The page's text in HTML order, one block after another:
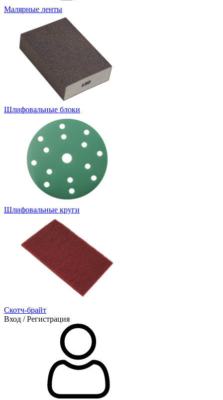
Малярные ленты
Шлифовальные блоки
Шлифовальные круги
Скотч-брайт
Вход / Регистрация